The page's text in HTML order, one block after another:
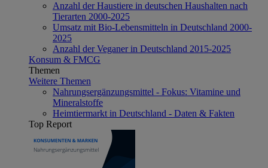
Anzahl der Haustiere in deutschen Haushalten nach
Tierarten 2000-2025
Umsatz mit Bio-Lebensmitteln in Deutschland 2000-
2025
Anzahl der Veganer in Deutschland 2015-2025
Konsum & FMCG
Themen
Weitere Themen
Nahrungsergänzungsmittel - Fokus: Vitamine und
Mineralstoffe
Heimtiermarkt in Deutschland - Daten & Fakten
Top Report